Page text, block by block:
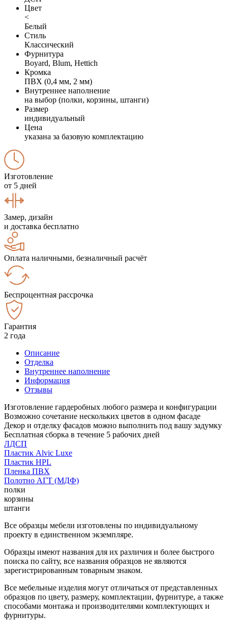
Цвет
<
Белый
Стиль
Классический
Фурнитура
Boyard, Blum, Hettich
Кромка
ПВХ (0,4 мм, 2 мм)
Внутреннее наполнение
на выбор (полки, корзины, штанги)
Размер
индивидуальный
Цена
указана за базовую комплектацию
Изготовление
от 5 дней
Замер, дизайн
и доставка бесплатно
Оплата наличными, безналичный расчёт
Беспроцентная рассрочка
Гарантия
2 года
Описание
Отделка
Внутреннее наполнение
Информация
Отзывы
Изготовление гардеробных любого размера и конфигурации
Возможно сочетание нескольких цветов в одном фасаде
Декор и отделку фасадов можно выполнить под вашу задумку
Бесплатная сборка в течение 5 рабочих дней
ЛДСП
Пластик Alvic Luxe
Пластик HPL
Пленка ПВХ
Полотно АГТ (МДФ)
полки
корзины
штанги
Все образцы мебели изготовлены по индивидуальному
проекту в единственном экземпляре.
Образцы имеют названия для их различия и более быстрого
поиска по сайту, все названия образцов не являются
зарегистрированным товарным знаком.
Все мебельные изделия могут отличаться от представленных
образцов по цвету, размеру, комплектации, фурнитуре, а также
способами монтажа и производителями комплектующих и
фурнитуры.